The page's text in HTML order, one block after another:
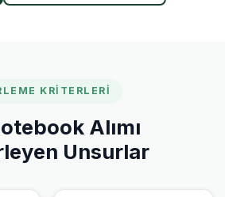
KRITERLERI
Alımı
Unsurlar